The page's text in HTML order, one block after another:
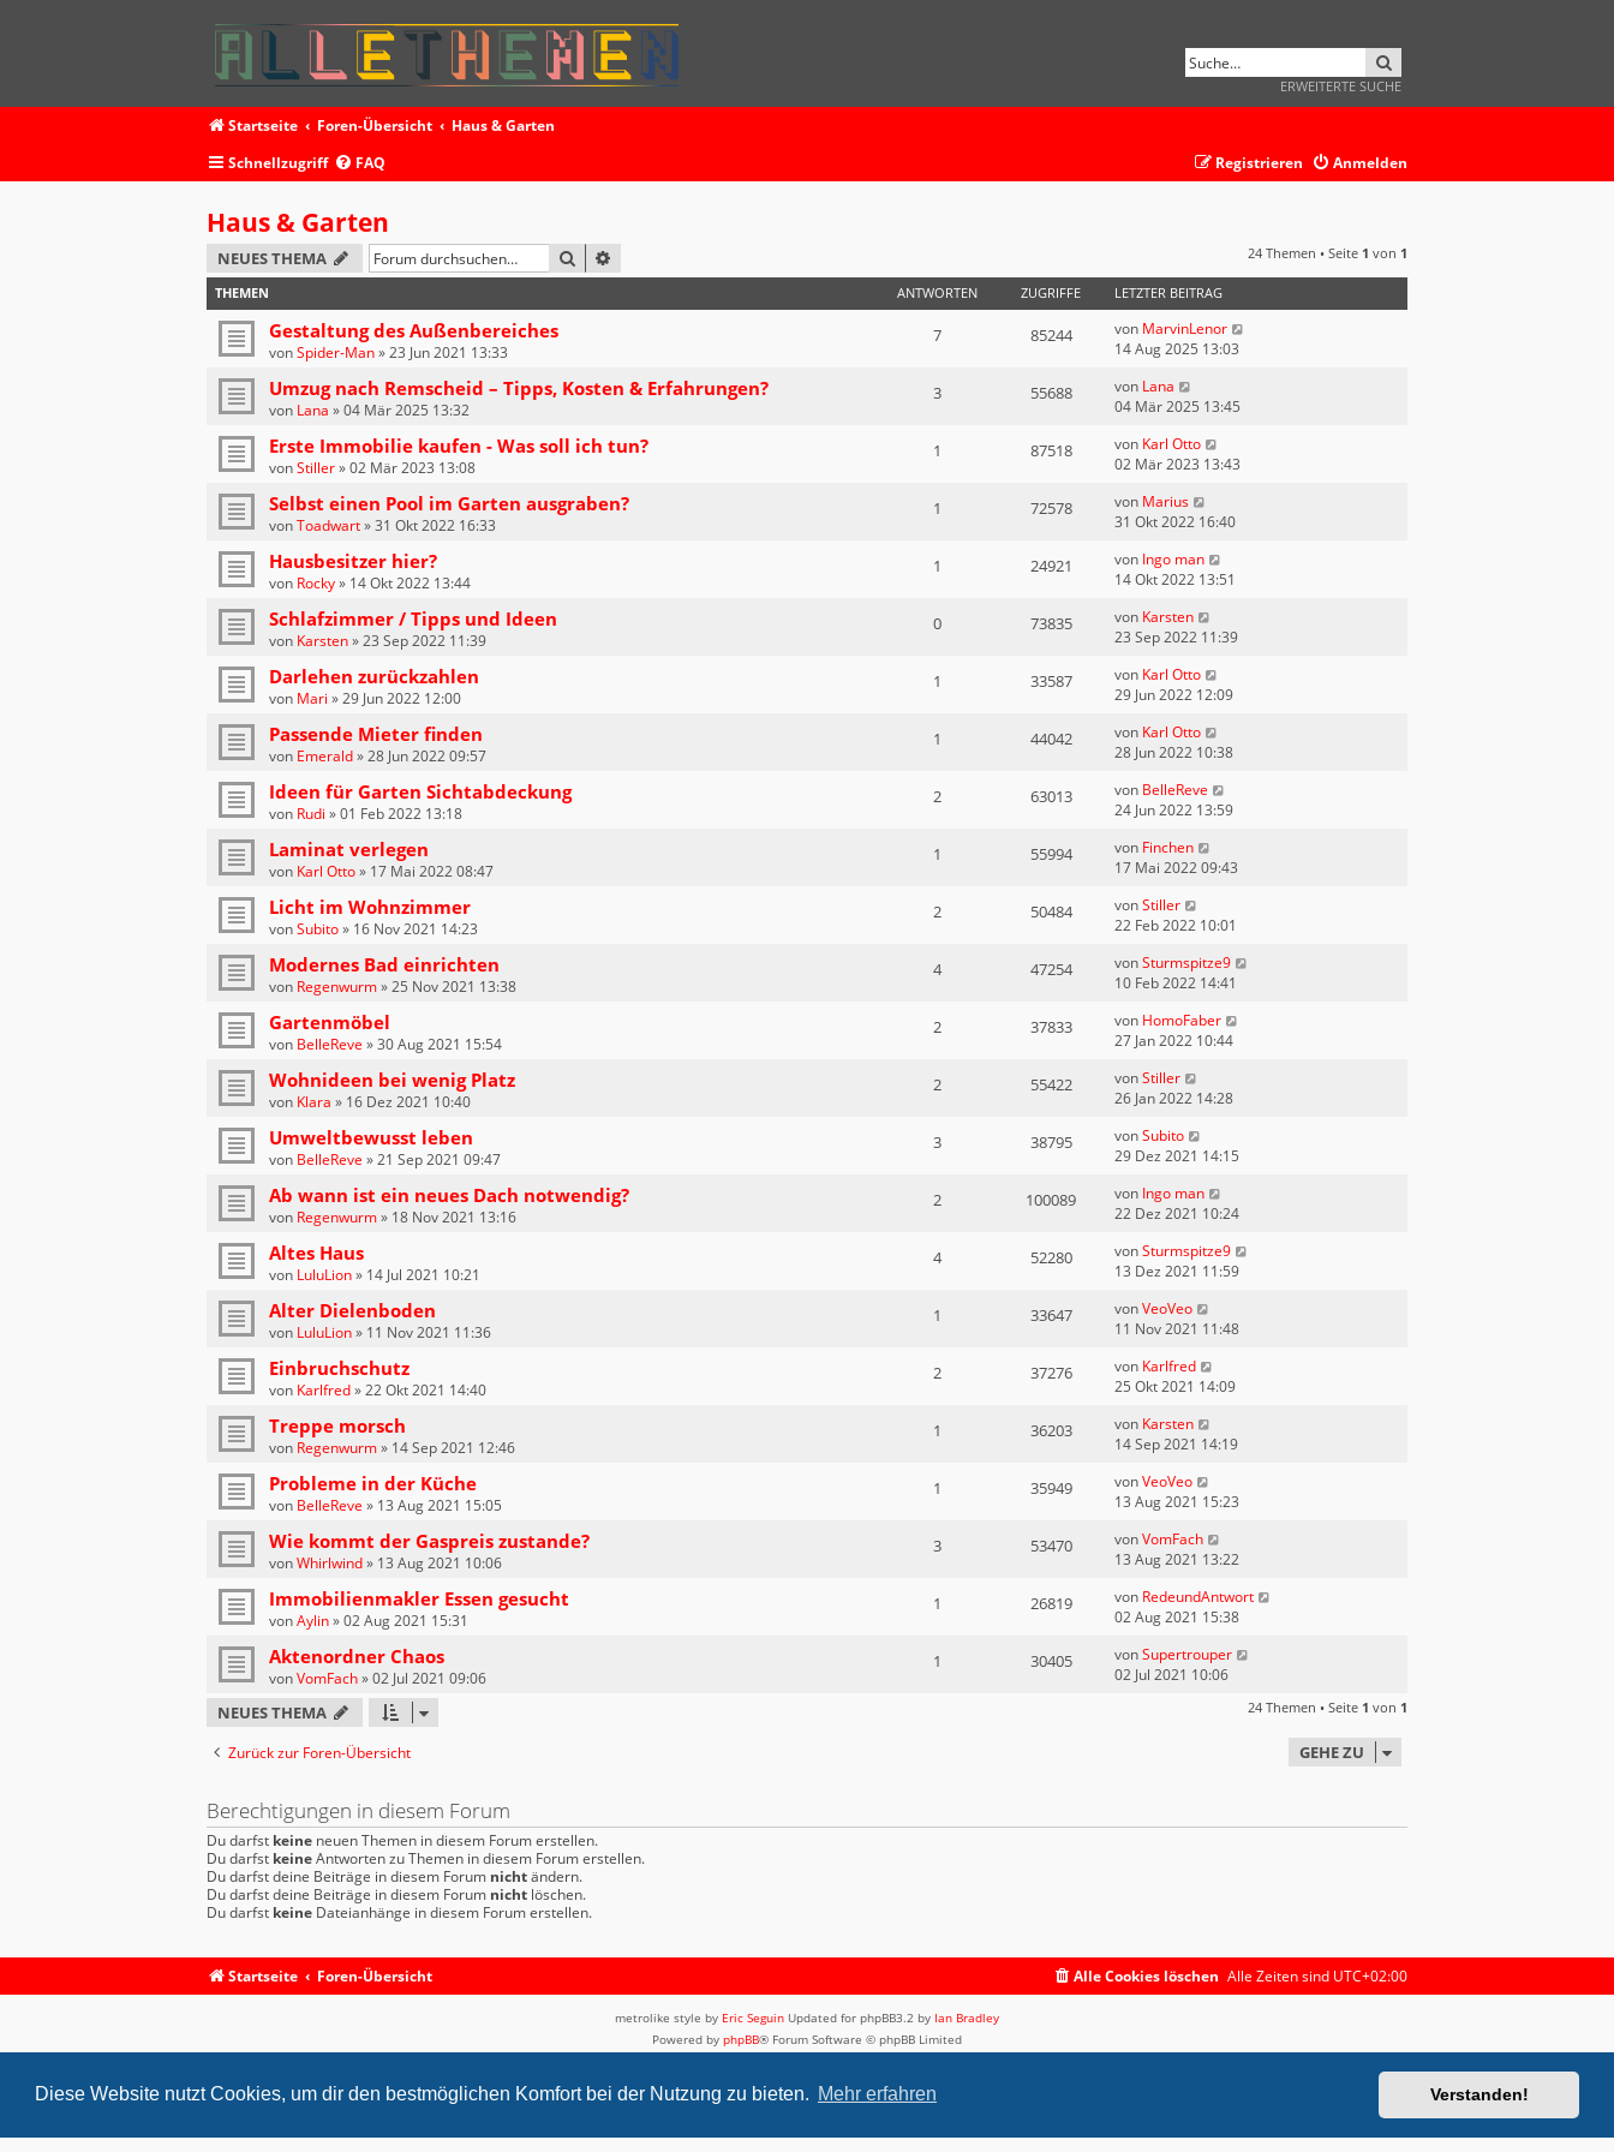
Diese Website nutzt Cookies, um dir den bestmöglichen Komfort bei der Nutzung zu bieten. Mehr erfahren Verstanden!
ERWEITERTE SUCHE
Startseite Foren-Übersicht
Haus & Garten
Schnellzugriff
FAQ Anmelden
Registrieren
Haus & Garten
NEUES THEMA SUCHE 24 Themen • Seite 1 von 1
THEMEN ANTWORTEN ZUGRIFFE LETZTER BEITRAG
Gestaltung des Außenbereiches
vonSpider-Man»23 Jun 2021 13:33
7 85244 von MarvinLenor
14 Aug 2025 13:03
Umzug nach Remscheid – Tipps, Kosten & Erfahrungen?
von Lana »04 Mär 2025 13:32
3 55688 von Lana
04 Mär 2025 13:45
Erste Immobilie kaufen - Was soll ich tun?
vonStiller»02 Mär 2023 13:08
1 87518 von Karl Otto
02 Mär 2023 13:43
Selbst einen Pool im Garten ausgraben?
vonToadwart»31 Okt 2022 16:33
1 72578 von Marius
31 Okt 2022 16:40
Hausbesitzer hier?
von Rocky» 14 Okt 2022 13:44
1 24921 von Ingo man
14 Okt 2022 13:51
Schlafzimmer / Tipps und Ideen
von Karsten»23 Sep 2022 11:39
0 73835 von Karsten
23 Sep 2022 11:39
Darlehen zurückzahlen
von Mari »29 Jun 2022 12:00
1 33587 von Karl Otto
29 Jun 2022 12:09
Passende Mieter finden
von Emerald»28 Jun 2022 09:57
1 44042 von Karl Otto
28 Jun 2022 10:38
Ideen für Garten Sichtabdeckung
von Rudi »01 Feb 2022 13:18
2 63013 von BelleReve
24 Jun 2022 13:59
Laminat verlegen
von Karl Otto» 17 Mai 2022 08:47
1 55994 von Finchen
17 Mai 2022 09:43
Licht im Wohnzimmer
vonSubito» 16 Nov 2021 14:23
2 50484 vonStiller
22 Feb 2022 10:01
Modernes Bad einrichten
von Regenwurm»25 Nov 2021 13:38
4 47254 vonSturmspitze9
10 Feb 2022 14:41
Gartenmöbel
von BelleReve »30 Aug 2021 15:54
2 37833 von HomoFaber
27 Jan 2022 10:44
Wohnideen bei wenig Platz
von Klara » 16 Dez 2021 10:40
2 55422 vonStiller
26 Jan 2022 14:28
Umweltbewusst leben
von BelleReve »21 Sep 2021 09:47
3 38795 vonSubito
29 Dez 2021 14:15
Ab wann ist ein neues Dach notwendig?
von Regenwurm» 18 Nov 2021 13:16
2 100089 von Ingo man
22 Dez 2021 10:24
Altes Haus
von LuluLion» 14 Jul 2021 10:21
4 52280 vonSturmspitze9
13 Dez 2021 11:59
Alter Dielenboden
von LuluLion» 11 Nov 2021 11:36
1 33647 vonVeoVeo
11 Nov 2021 11:48
Einbruchschutz
von Karlfred»22 Okt 2021 14:40
2 37276 von Karlfred
25 Okt 2021 14:09
Treppe morsch
von Regenwurm» 14 Sep 2021 12:46
1 36203 von Karsten
14 Sep 2021 14:19
Probleme in der Küche
von BelleReve » 13 Aug 2021 15:05
1 35949 vonVeoVeo
13 Aug 2021 15:23
Wie kommt der Gaspreis zustande?
vonWhirlwind» 13 Aug 2021 10:06
3 53470 vonVomFach
13 Aug 2021 13:22
Immobilienmakler Essen gesucht
vonAylin»02 Aug 2021 15:31
1 26819 von RedeundAntwort
02 Aug 2021 15:38
Aktenordner Chaos
vonVomFach»02 Jul 2021 09:06
1 30405 vonSupertrouper
02 Jul 2021 10:06
NEUES THEMA 24 Themen • Seite 1 von 1
Zurück zur Foren-Übersicht GEHE ZU
Berechtigungen in diesem Forum
Du darfst keine neuen Themen in diesem Forum erstellen.
Du darfst keineAntworten zu Themen in diesem Forum erstellen.
Du darfst deine Beiträge in diesem Forum nichtändern.
Du darfst deine Beiträge in diesem Forum nicht löschen.
Du darfst keine Dateianhänge in diesem Forum erstellen.
Startseite Foren-Übersicht Alle Zeiten sind UTC+02:00
Alle Cookies löschen
metrolike style by Eric Seguin Updated for phpBB3.2 by Ian Bradley
Powered by phpBB® Forum Software © phpBB Limited
Datenschutz
Nutzungsbedingungen